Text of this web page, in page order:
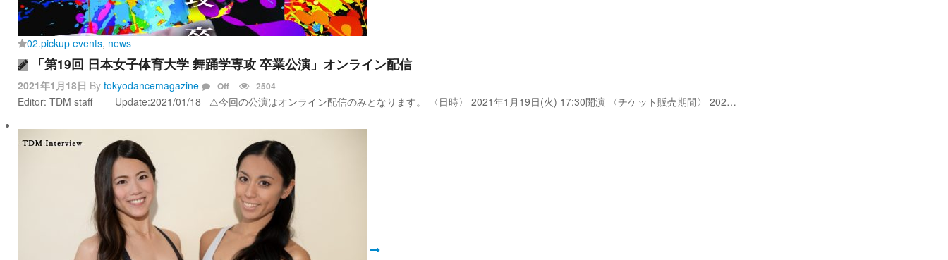
02.pickup events, news
「第19回 日本女子体育大学 舞踊学専攻 卒業公演」オンライン配信
2021年1月18日 By tokyodancemagazine Off 2504
Editor: TDM staff Update:2021/01/18 ⚠︎今回の公演はオンライン配信のみとなります。 〈日時〉 2021年1月19日(火) 17:30開演 〈チケット販売期間〉 202…